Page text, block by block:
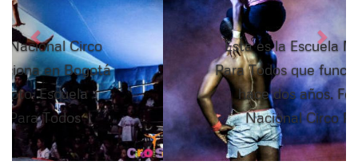
Esta es la Escuela Nacional Circo
Para Todos que funciona en Bogotá
hace dos años. Foto: Escuela
Nacional Circo Para Todos